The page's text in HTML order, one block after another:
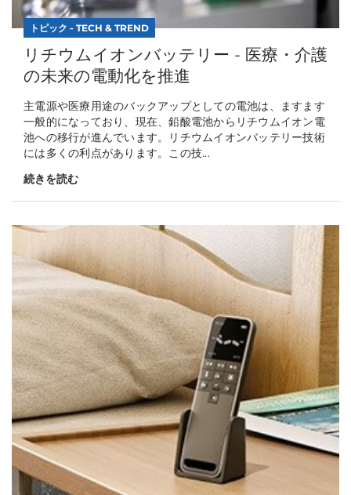
トピック - TECH & TREND
リチウムイオンバッテリー - 医療・介護
の未来の電動化を推進
主電源や医療用途のバックアップとしての電池は、ますます
一般的になっており、現在、鉛酸電池からリチウムイオン電
池への移行が進んでいます。リチウムイオンバッテリー技術
には多くの利点があります。この技...
続きを読む